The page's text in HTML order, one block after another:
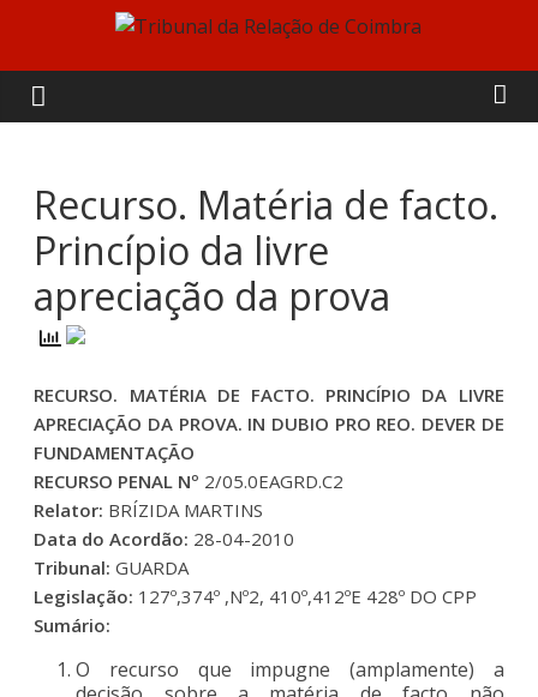
content
Tribunal
da
Relação
de
Coimbra
Recurso. Matéria de facto.
Princípio da livre
apreciação da prova
RECURSO. MATÉRIA DE FACTO. PRINCÍPIO DA LIVRE
APRECIAÇÃO DA PROVA. IN DUBIO PRO REO. DEVER DE
FUNDAMENTAÇÃO
RECURSO PENAL Nº 2/05.0EAGRD.C2
Relator: BRÍZIDA MARTINS
Data do Acordão: 28-04-2010
Tribunal:GUARDA
Legislação: 127º,374º ,Nº2, 410º,412ºE 428º DO CPP
Sumário:
O recurso que impugne (amplamente) a